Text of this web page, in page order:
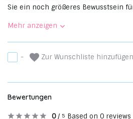
Sie ein noch größeres Bewusstsein
Mehr anzeigen
- Zur Wunschliste hinzufügen
Bewertungen
0/ 5 Based on 0 reviews